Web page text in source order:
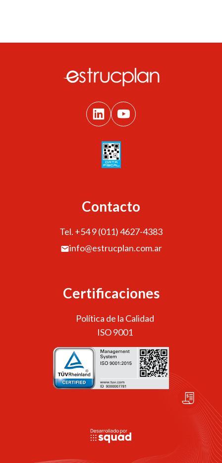
Contacto
Tel. +54 9 (011) 4627-4383
info@estrucplan.com.ar
Certificaciones
Política de la Calidad
ISO 9001